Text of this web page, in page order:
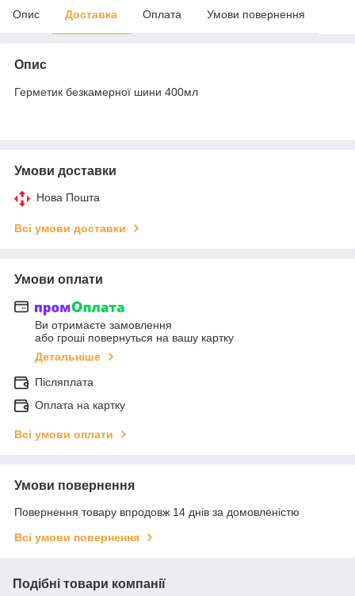
Опис Доставка Оплата Умови повернення
Опис
Герметик безкамерної шини 400мл
Умови доставки
Нова Пошта
Всі умови доставки
Умови оплати
Ви отримаєте замовлення
або гроші повернуться на вашу картку
Детальніше
Післяплата
Оплата на картку
Всі умови оплати
Умови повернення
Повернення товару впродовж 14 днів за домовленістю
Всі умови повернення
Подібні товари компанії